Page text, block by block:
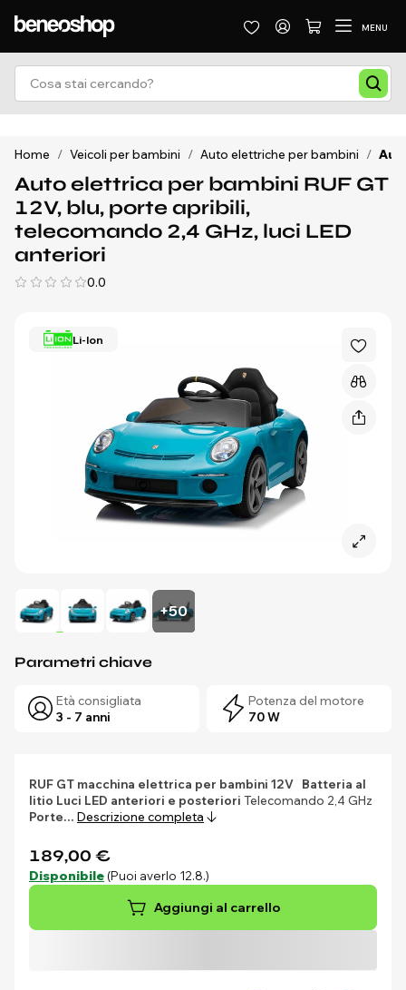
MENU
Home / Veicoli per bambini / Auto elettriche per bambini /
Auto elettrica per bambini RUF GT
12V, blu, porte apribili,
telecomando 2,4 GHz, luci LED
anteriori
0.0
Li-Ion
+50
Parametri chiave
Età consigliata
3 - 7 anni
Potenza del motore
70 W
RUF GT macchina elettrica per bambini 12V
Batteria al
litio Luci LED anteriori e posteriori Telecomando 2,4 GHz
Porte… Descrizione completa
189,00 €
Disponibile (Puoi averlo 12.8.)
Aggiungi al carrello